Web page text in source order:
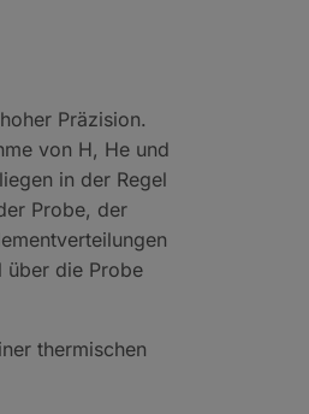
Präzision.
von H, He und
in der Regel
Probe, der
über die Probe
thermischen